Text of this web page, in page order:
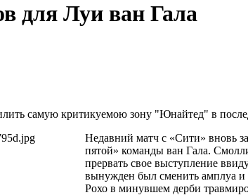
для Луи ван Гала
самую критикуемою зону "Юнайтед" в
Недавний матч с «Сити» вновь
пятой» команды ван Гала.
прервать свое выступление
вынужден был сменить амплуа и
Рохо в минувшем дерби